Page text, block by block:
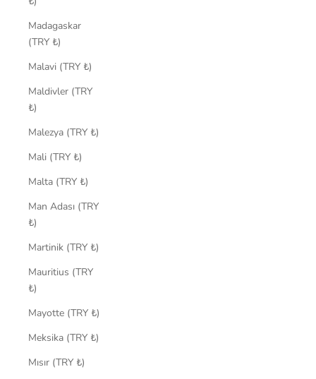
Madagaskar
(TRY ₺)
Malavi (TRY ₺)
Maldivler (TRY
₺)
Malezya (TRY ₺)
Mali (TRY ₺)
Malta (TRY ₺)
Man Adası (TRY
₺)
Martinik (TRY ₺)
Mauritius (TRY
₺)
Mayotte (TRY ₺)
Meksika (TRY ₺)
Mısır (TRY ₺)